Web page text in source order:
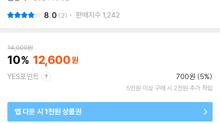
8.0 2 판매지수 1,242
14,000원
10 12,600
YES포인트 700원 (5%)
5만원 이상 구매 시 2천원 추가 적립
앱 다운 시 1천원 상품권